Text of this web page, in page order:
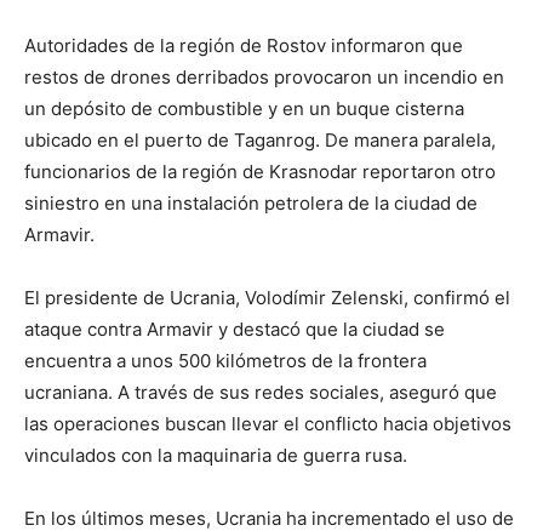
Autoridades de la región de Rostov informaron que
restos de drones derribados provocaron un incendio en
un depósito de combustible y en un buque cisterna
ubicado en el puerto de Taganrog. De manera paralela,
funcionarios de la región de Krasnodar reportaron otro
siniestro en una instalación petrolera de la ciudad de
Armavir.
El presidente de Ucrania, Volodímir Zelenski, confirmó el
ataque contra Armavir y destacó que la ciudad se
encuentra a unos 500 kilómetros de la frontera
ucraniana. A través de sus redes sociales, aseguró que
las operaciones buscan llevar el conflicto hacia objetivos
vinculados con la maquinaria de guerra rusa.
En los últimos meses, Ucrania ha incrementado el uso de